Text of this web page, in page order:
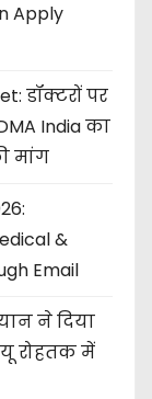
Apply
डॉक्टरों पर
India का
मांग
&
Email
ने दिया
रोहतक में